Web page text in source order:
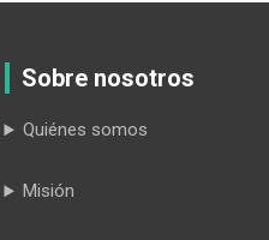
Sobre nosotros
Quiénes somos
Misión